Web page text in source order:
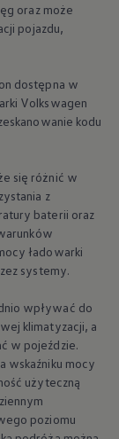
oraz może
pojazdu,
dostępna w
Volkswagen
kodu
się różnić w
z
baterii oraz
ładowarki
systemy.
wpływać do
klimatyzacji, a
w pojeździe.
wskaźniku mocy
użyteczną
poziomu